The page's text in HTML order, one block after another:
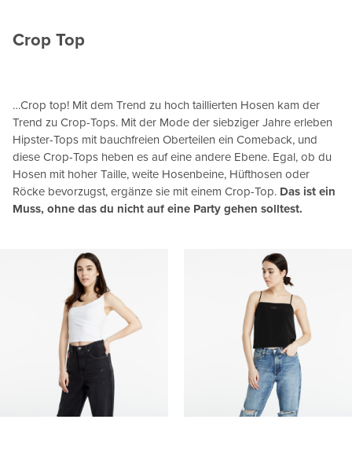
Crop Top
…Crop top! Mit dem Trend zu hoch taillierten Hosen kam der
Trend zu Crop-Tops. Mit der Mode der siebziger Jahre erleben
Hipster-Tops mit bauchfreien Oberteilen ein Comeback, und
diese Crop-Tops heben es auf eine andere Ebene. Egal, ob du
Hosen mit hoher Taille, weite Hosenbeine, Hüfthosen oder
Röcke bevorzugst, ergänze sie mit einem Crop-Top. Das ist ein
Muss, ohne das du nicht auf eine Party gehen solltest.